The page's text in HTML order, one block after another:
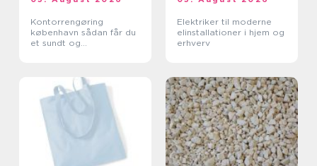
Kontorrengøring
københavn sådan får du
et sundt og
Elektriker til moderne
elinstallationer i hjem og
erhverv